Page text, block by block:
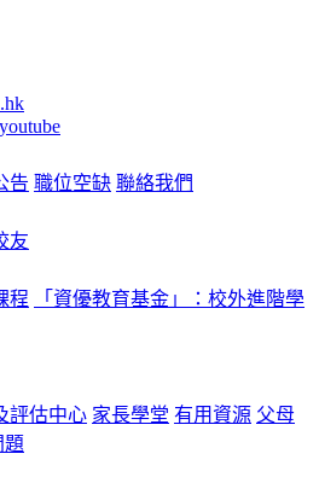
告 職位空缺 聯絡我們
友
程
「資優教育基金」：校外進階學
評估中心 家長學堂 有用資源 父母
題